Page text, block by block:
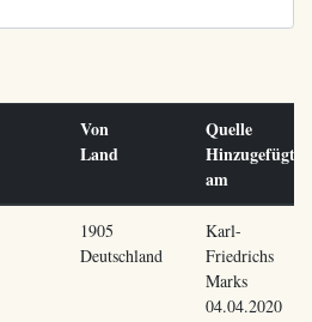
Von
Land
Quelle
Hinzugefügt
am
1905
Deutschland
Karl-
Friedrichs
Marks
04.04.2020